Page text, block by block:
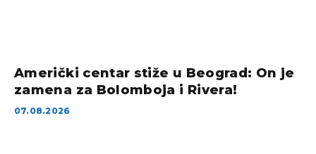
Američki centar stiže u Beograd: On je
zamena za Bolomboja i Rivera!
07.08.2026